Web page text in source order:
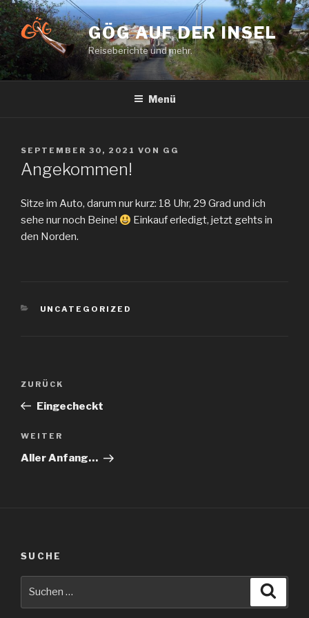
Zum
Inhalt
springen
GÖG AUF DER INSEL
Reiseberichte und mehr.
Menü
VERÖFFENTLICHT
AM
SEPTEMBER 30, 2021 VON GG
Angekommen!
Sitze im Auto, darum nur kurz: 18 Uhr, 29 Grad und ich
sehe nur noch Beine!
Einkauf erledigt, jetzt gehts in
den Norden.
KATEGORIEN
UNCATEGORIZED
Beitragsnavigation
Vorheriger
Beitrag
ZURÜCK
Eingecheckt
Nächster
Beitrag
WEITER
Aller Anfang…
SUCHE